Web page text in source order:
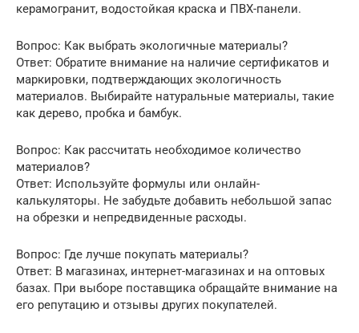
керамогранит, водостойкая краска и ПВХ-панели.
Вопрос: Как выбрать экологичные материалы?
Ответ: Обратите внимание на наличие сертификатов и
маркировки, подтверждающих экологичность
материалов. Выбирайте натуральные материалы, такие
как дерево, пробка и бамбук.
Вопрос: Как рассчитать необходимое количество
материалов?
Ответ: Используйте формулы или онлайн-
калькуляторы. Не забудьте добавить небольшой запас
на обрезки и непредвиденные расходы.
Вопрос: Где лучше покупать материалы?
Ответ: В магазинах, интернет-магазинах и на оптовых
базах. При выборе поставщика обращайте внимание на
его репутацию и отзывы других покупателей.